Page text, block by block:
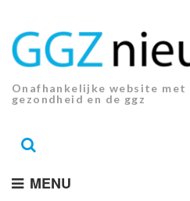
inhoud.
Onafhankelijke website met
gezondheid en de ggz
MENU